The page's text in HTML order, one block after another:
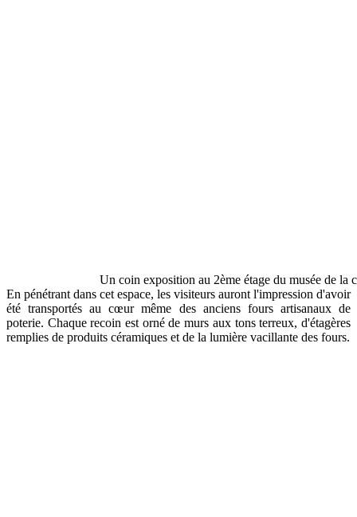
Un coin exposition au 2ème étage du musée de la
En pénétrant dans cet espace, les visiteurs auront l'impression d'avoir
été transportés au cœur même des anciens fours artisanaux de
poterie. Chaque recoin est orné de murs aux tons terreux, d'étagères
remplies de produits céramiques et de la lumière vacillante des fours.